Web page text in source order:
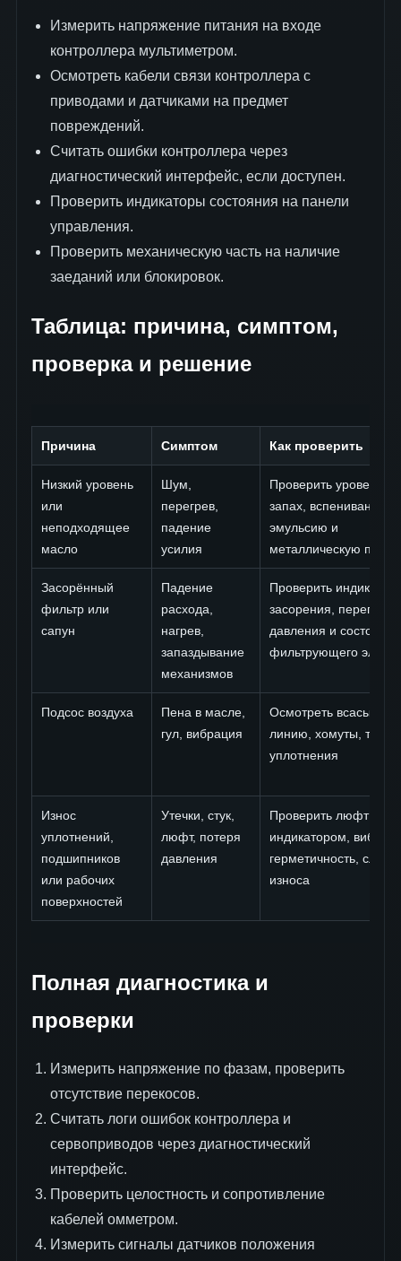
Измерить напряжение питания на входе
контроллера мультиметром.
Осмотреть кабели связи контроллера с
приводами и датчиками на предмет
повреждений.
Считать ошибки контроллера через
диагностический интерфейс, если доступен.
Проверить индикаторы состояния на панели
управления.
Проверить механическую часть на наличие
заеданий или блокировок.
Таблица: причина, симптом,
проверка и решение
Причина Симптом Как проверить
Низкий уровень
или
неподходящее
масло
Шум,
перегрев,
падение
усилия
Проверить уровень,
запах, вспенивание,
эмульсию и
металлическую пыль
Засорённый
фильтр или
сапун
Падение
расхода,
нагрев,
запаздывание
механизмов
Проверить индикатор
засорения, перепад
давления и состояние
фильтрующего
Подсос воздуха
Пена в масле,
гул, вибрация
Осмотреть
линию, хомуты,
уплотнения
Износ
уплотнений,
подшипников
или рабочих
поверхностей
Утечки, стук,
люфт, потеря
давления
Проверить люфт
индикатором,
герметичность, следы
износа
Полная диагностика и
проверки
Измерить напряжение по фазам, проверить
отсутствие перекосов.
Считать логи ошибок контроллера и
сервоприводов через диагностический
интерфейс.
Проверить целостность и сопротивление
кабелей омметром.
Измерить сигналы датчиков положения